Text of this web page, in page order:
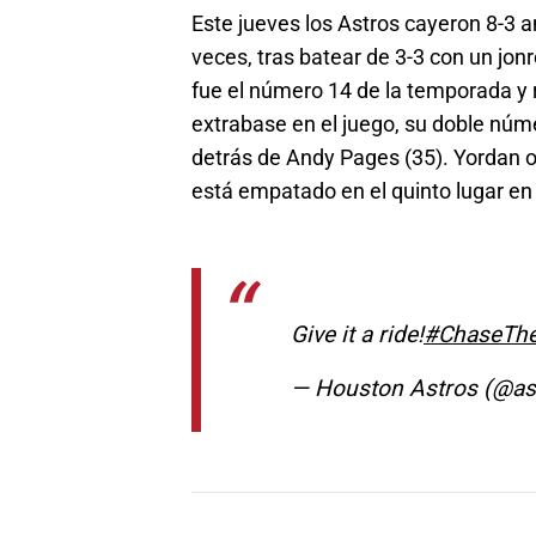
Este jueves los Astros cayeron 8-3
veces, tras batear de 3-3 con un
fue el número 14 de la temporada
extrabase en el juego, su doble
detrás de Andy Pages (35). Yordan
está empatado en el quinto lugar
Give it a ride!
— Houston Astros